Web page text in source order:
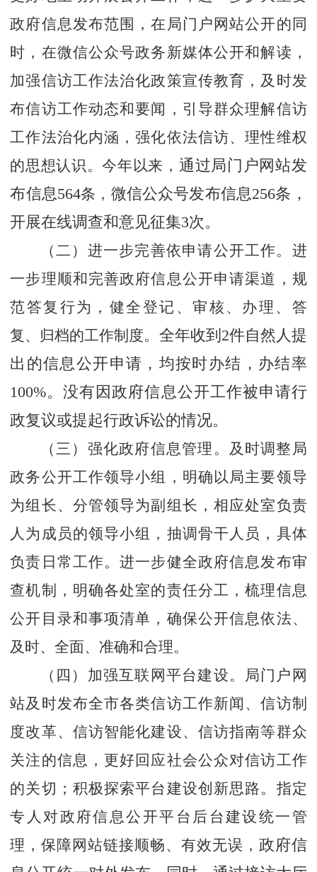
政府信息发布范围，在局门户网站公开的同
时，在微信公众号政务新媒体公开和解读，
加强信访工作法治化政策宣传教育，及时发
布信访工作动态和要闻，引导群众理解信访
工作法治化内涵，强化依法信访、理性维权
的思想认识。今年以来， 通过局门户网站发
布信息564条， 微信公众号发布信息256条，
开展在线调查和意见征集3次。
（二）进一步完善依申请公开工作。 进
一步理顺和完善政府信息公开申请渠道，规
范答复行为，健全登记、审核、办理、答
复、归档的工作制度。 全年收到 2件自然人提
出的信息公开申请，均按时办结，办结率
100%。没有因政府信息公开工作被申请行
政复议或提起行政诉讼的情况。
（三）强化政府信息管理。 及时调整局
政务公开工作领导小组，明确以局主要领导
为组长、分管领导为副组长，相应处室负责
人为成员的领导小组，抽调骨干人员，具体
负责日常工作。进一步健全政府信息发布审
查机制，明确各处室的责任分工，梳理信息
公开目录和事项清单，确保公开信息依法、
及时、全面、准确和合理。
（四）加强互联网平台建设。 局门户网
站及时发布全市各类信访工作新闻、信访制
度改革、信访智能化建设、信访指南等群众
关注的信息，更好回应社会公众对信访工作
的关切；积极探索平台建设创新思路。指定
专人对政府信息公开平台后台建设统一管
理，保障网站链接顺畅、有效无误， 政府信